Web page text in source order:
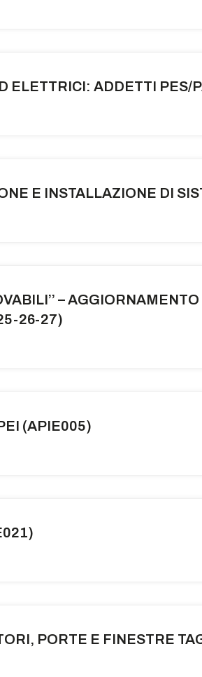
ELETTRICI: ADDETTI PES/
E INSTALLAZIONE DI
–
26-27)
(APIE005)
PORTE E FINESTRE